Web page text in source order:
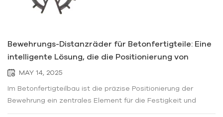
Bewehrungs-Distanzräder für Betonfertigteile: Eine
intelligente Lösung, die die Positionierung von
Bewehrungsstäben im Bauwesen revolutioniert
MAY 14, 2025
Im Betonfertigteilbau ist die präzise Positionierung der
Bewehrung ein zentrales Element für die Festigkeit und
Langlebigkeit von Bauwerken. Als innovatives Zubehör im